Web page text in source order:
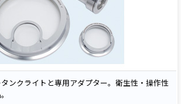
ンクライトと専用アダプター。衛生性・操作性